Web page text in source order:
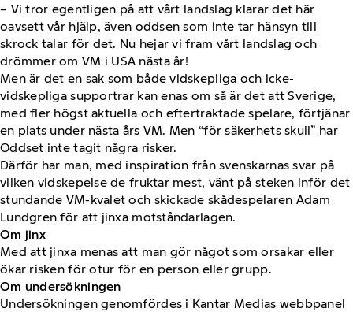
– Vi tror egentligen på att vårt landslag klarar det här
oavsett vår hjälp, även oddsen som inte tar hänsyn till
skrock talar för det. Nu hejar vi fram vårt landslag och
drömmer om VM i USA nästa år!
Men är det en sak som både vidskepliga och icke-
vidskepliga supportrar kan enas om så är det att Sverige,
med fler högst aktuella och eftertraktade spelare, förtjänar
en plats under nästa års VM. Men “för säkerhets skull” har
Oddset inte tagit några risker.
Därför har man, med inspiration från svenskarnas svar på
vilken vidskepelse de fruktar mest, vänt på steken inför det
stundande VM-kvalet och skickade skådespelaren Adam
Lundgren för att jinxa motståndarlagen.
Om jinx
Med att jinxa menas att man gör något som orsakar eller
ökar risken för otur för en person eller grupp.
Om undersökningen
Undersökningen genomfördes i Kantar Medias webbpanel